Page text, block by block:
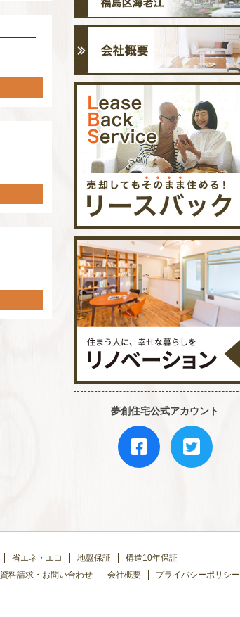
夢創住宅公式アカウント
省エネ・エコ 地盤保証
構造10年保証
資料請求・お問い合わせ 会社概要
プライバシーポリシー